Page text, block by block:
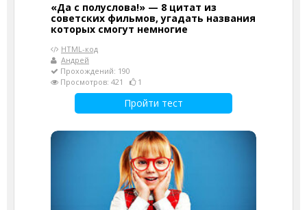
«Да с полуслова!» — 8 цитат из
советских фильмов, угадать названия
которых смогут немногие
HTML-код
Андрей
Прохождений: 190
Просмотров: 421
1
Пройти тест